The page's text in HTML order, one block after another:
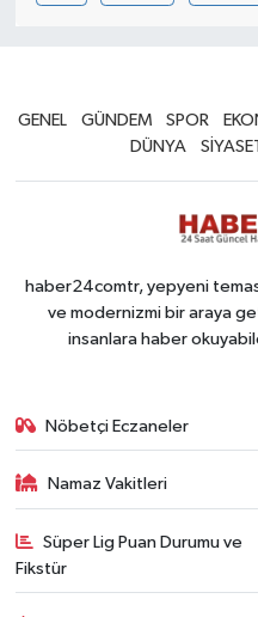
GENEL GÜNDEM SPOR
DÜNYA
haber24comtr, yepyeni
ve modernizmi bir araya
insanlara haber
Nöbetçi Eczaneler
Namaz Vakitleri
Süper Lig Puan Durumu ve
Fikstür